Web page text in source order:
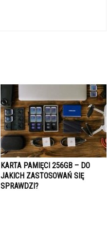
KARTA PAMIĘCI 256GB – DO
JAKICH ZASTOSOWAŃ SIĘ
SPRAWDZI?